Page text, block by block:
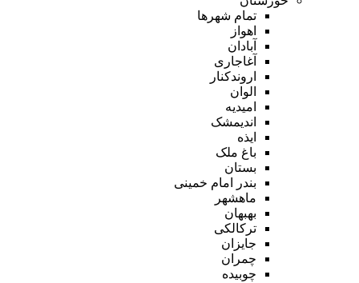
تمام شهر‌ها
اهواز
آبادان
آغاجاری
اروندکنار
الوان
امیدیه
اندیمشک
ایذه
باغ ملک
بستان
بندر امام خمینی
ماهشهر
بهبهان
ترکالکی
جایزان
چمران
چوبیده